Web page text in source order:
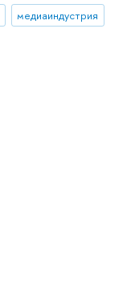
медиаиндустрия